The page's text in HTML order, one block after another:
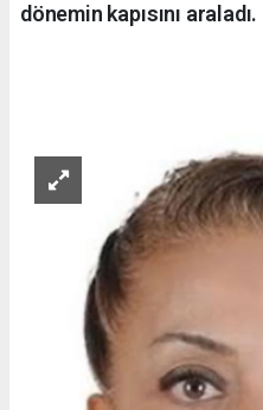
dönemin kapısını araladı.